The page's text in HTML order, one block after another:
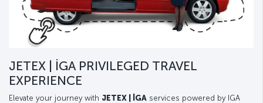
JETEX | İGA PRIVILEGED TRAVEL
EXPERIENCE
Elevate your journey with JETEX | İGA services powered by IGA